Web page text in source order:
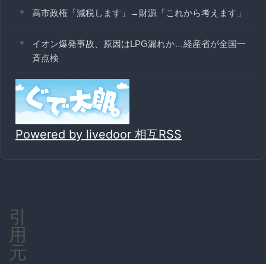
高市政権「減税します」→財源「これから考えます」
イオン爆発事故、原因はLPG漏れか…経産省が全国一
斉点検
Powered by livedoor 相互RSS
引
用
元